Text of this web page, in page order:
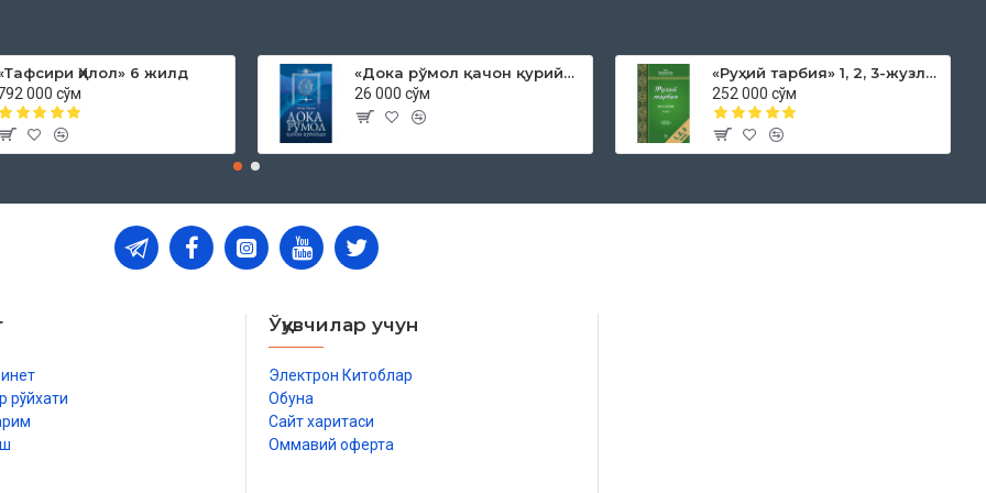
Ҳилол» 6 жилд
000 сўм
«Дока рўмол қачон қурийди»
26 000 сўм
«Руҳий тарбия» 1, 2, 3-жузлар
252 000 сўм
рўйхати
Ўқувчилар учун
Электрон Китоблар
Обуна
Сайт харитаси
Оммавий оферта